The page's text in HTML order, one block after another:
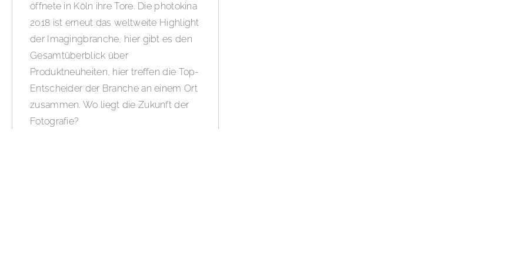
öffnete in Köln ihre Tore. Die photokina
2018 ist erneut das weltweite Highlight
der Imagingbranche, hier gibt es den
Gesamtüberblick über
Produktneuheiten, hier treffen die Top-
Entscheider der Branche an einem Ort
zusammen. Wo liegt die Zukunft der
Fotografie?